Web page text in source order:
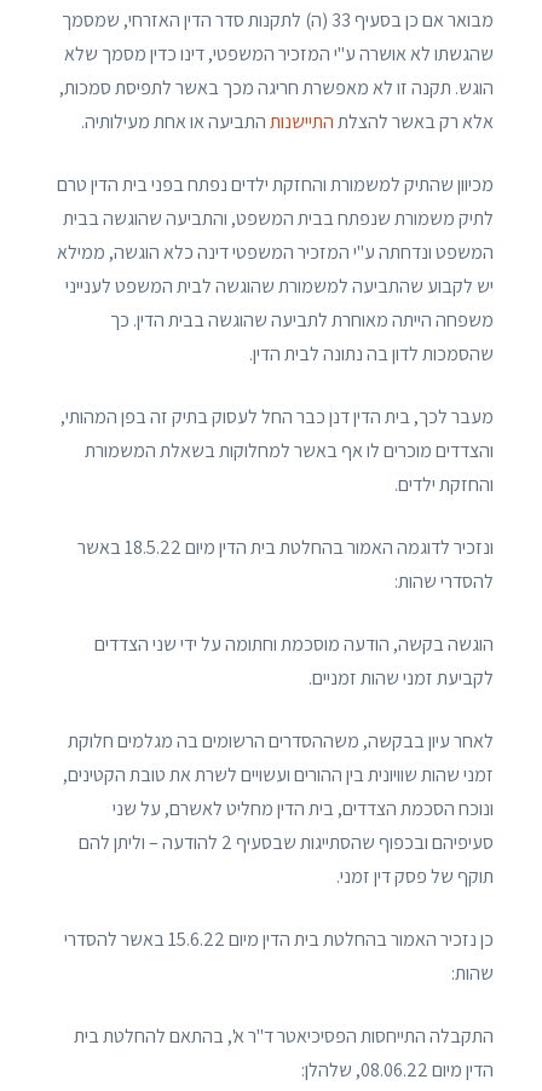
מבואר אם כן בסעיף 33 (ה) לתקנות סדר הדין האזרחי, שמסמך
שהגשתו לא אושרה ע"י המזכיר המשפטי, דינו כדין מסמך שלא
הוגש. תקנה זו לא מאפשרת חריגה מכך באשר לתפיסת סמכות,
אלא רק באשר להצלתהתיישנותהתביעה או אחת מעילותיה.
מכיוון שהתיק למשמורת והחזקת ילדים נפתח בפני בית הדין טרם
לתיק משמורת שנפתח בבית המשפט, והתביעה שהוגשה בבית
המשפט ונדחתה ע"י המזכיר המשפטי דינה כלא הוגשה, ממילא
יש לקבוע שהתביעה למשמורת שהוגשה לבית המשפט לענייני
משפחה הייתה מאוחרת לתביעה שהוגשה בבית הדין. כך
שהסמכות לדון בה נתונה לבית הדין.
מעבר לכך, בית הדין דנן כבר החל לעסוק בתיק זה בפן המהותי,
והצדדים מוכרים לו אף באשר למחלוקות בשאלת המשמורת
והחזקת ילדים.
ונזכיר לדוגמה האמור בהחלטת בית הדין מיום 18.5.22 באשר
להסדרי שהות:
הוגשה בקשה, הודעה מוסכמת וחתומה על ידי שני הצדדים
לקביעת זמני שהות זמניים.
לאחר עיון בבקשה, משההסדרים הרשומים בה מגלמים חלוקת
זמני שהות שוויונית בין ההורים ועשויים לשרת את טובת הקטינים,
ונוכח הסכמת הצדדים, בית הדין מחליט לאשרם, על שני
סעיפיהם ובכפוף שהסתייגות שבסעיף 2 להודעה – וליתן להם
תוקף של פסק דין זמני.
כן נזכיר האמור בהחלטת בית הדין מיום 15.6.22 באשר להסדרי
שהות:
התקבלה התייחסות הפסיכיאטר ד"ר א', בהתאם להחלטת בית
הדין מיום 08.06.22, שלהלן: